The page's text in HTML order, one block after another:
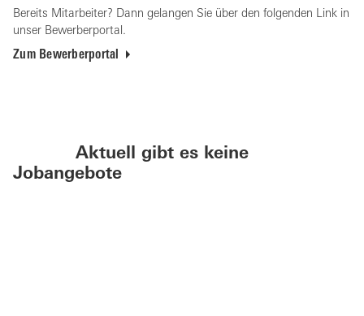
Bereits Mitarbeiter? Dann gelangen Sie über den folgenden Link in
unser Bewerberportal.
Zum Bewerberportal
Aktuell gibt es keine
Jobangebote